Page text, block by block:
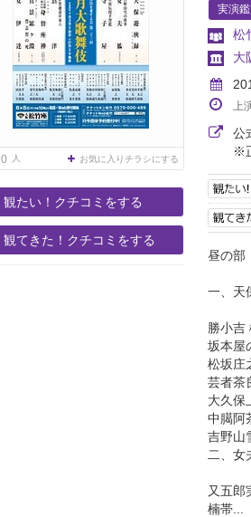
0 人 お気に入りチラシにする
観たい！クチコミをする
観てきた！クチコミをする
実演
松
大
上
公
※
昼の部
一、天
勝小吉
坂本屋
松坂
芸者茶
大久
中臈阿
吉野山
二、女
又五
楠帯...